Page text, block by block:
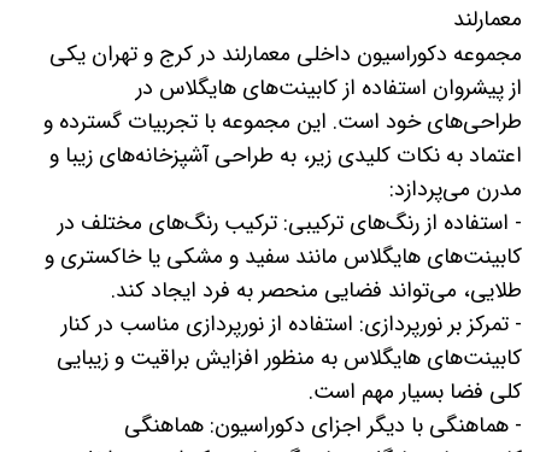
معمارلند
مجموعه دکوراسیون داخلی معمارلند در کرج و تهران یکی
از پیشروان استفاده از کابینت‌های هایگلاس در
طراحی‌های خود است. این مجموعه با تجربیات گسترده و
اعتماد به نکات کلیدی زیر، به طراحی آشپزخانه‌های زیبا و
مدرن می‌پردازد:
- استفاده از رنگ‌های ترکیبی: ترکیب رنگ‌های مختلف در
کابینت‌های هایگلاس مانند سفید و مشکی یا خاکستری و
طلایی، می‌تواند فضایی منحصر به فرد ایجاد کند.
- تمرکز بر نورپردازی: استفاده از نورپردازی مناسب در کنار
کابینت‌های هایگلاس به منظور افزایش براقیت و زیبایی
کلی فضا بسیار مهم است.
- هماهنگی با دیگر اجزای دکوراسیون: هماهنگی